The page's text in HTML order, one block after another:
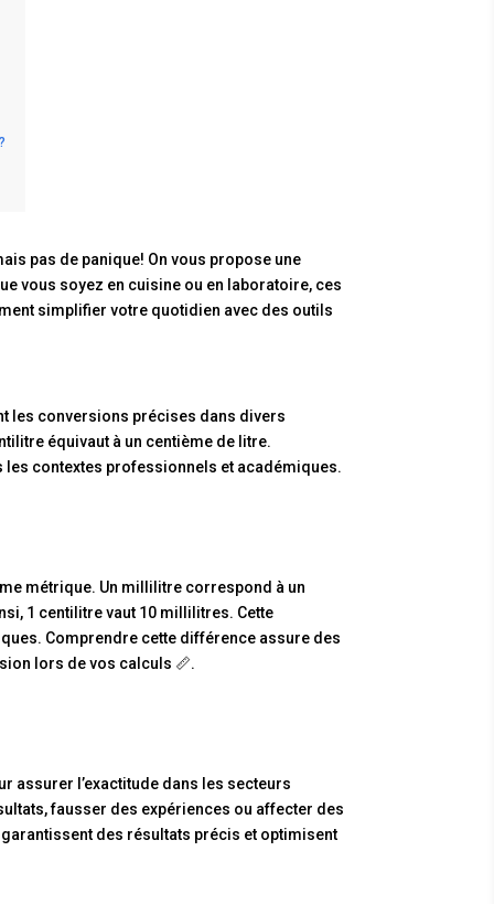
pas de panique! On vous propose une
vous soyez en cuisine ou en laboratoire, ces
simplifier votre quotidien avec des outils
les conversions précises dans divers
équivaut à un centième de litre.
contextes professionnels et académiques.
métrique. Un millilitre correspond à un
1 centilitre vaut 10 millilitres. Cette
Comprendre cette différence assure des
lors de vos calculs 📏.
assurer l’exactitude dans les secteurs
fausser des expériences ou affecter des
des résultats précis et optimisent